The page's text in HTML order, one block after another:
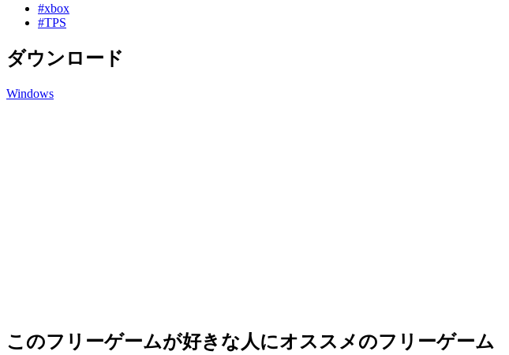
#xbox
#TPS
ダウンロード
Windows
このフリーゲームが好きな人にオススメのフリーゲーム